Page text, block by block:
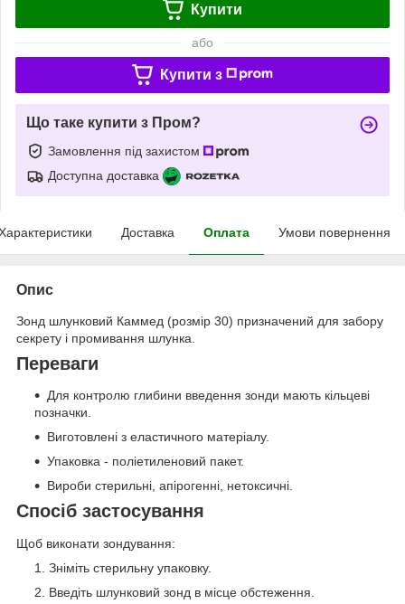
Купити
або
Купити з
Що таке купити з Пром?
Замовлення під захистом
Доступна доставка
Доставка Оплата Умови повернення
Опис
Зонд шлунковий Каммед (розмір 30) призначений для забору
секрету і промивання шлунка.
Переваги
Для контролю глибини введення зонди мають кільцеві
позначки.
Виготовлені з еластичного матеріалу.
Упаковка - поліетиленовий пакет.
Вироби стерильні, апірогенні, нетоксичні.
Спосіб застосування
Щоб виконати зондування:
Зніміть стерильну упаковку.
Введіть шлунковий зонд в місце обстеження.